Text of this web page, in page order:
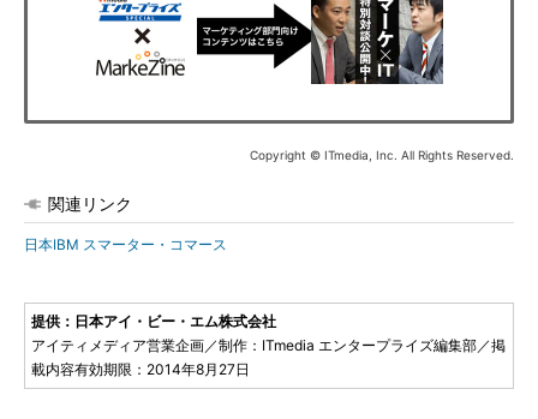
Copyright © ITmedia, Inc. All Rights Reserved.
関連リンク
日本IBM スマーター・コマース
提供：日本アイ・ビー・エム株式会社
アイティメディア営業企画／制作：ITmedia エンタープライズ編集部／掲
載内容有効期限：2014年8月27日